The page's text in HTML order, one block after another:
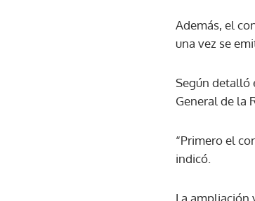
Además, el
una vez se
Según detalló
General de la
“Primero el
indicó.
La ampliación